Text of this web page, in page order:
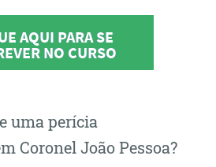
AQUI PARA SE
NO CURSO
uma perícia
Coronel João Pessoa?